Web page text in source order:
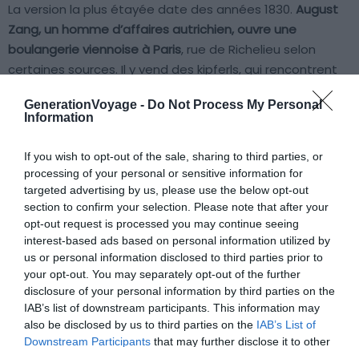
GenerationVoyage - Do Not Process My Personal
Information
If you wish to opt-out of the sale, sharing to third parties, or
processing of your personal or sensitive information for
targeted advertising by us, please use the below opt-out
section to confirm your selection. Please note that after your
opt-out request is processed you may continue seeing
interest-based ads based on personal information utilized by
us or personal information disclosed to third parties prior to
your opt-out. You may separately opt-out of the further
disclosure of your personal information by third parties on the
IAB’s list of downstream participants. This information may
also be disclosed by us to third parties on the IAB’s List of
Downstream Participants that may further disclose it to other
La version la plus étayée date des années 1830. August
Zang, un homme d’affaires autrichien, ouvre une
boulangerie viennoise à Paris, rue de Richelieu selon
certaines sources. Il y vend des kipferls, qui rencontrent
rapidement un succès réel dans une ville déjà réceptive
aux innovations culinaires.
Le mot « kipferl » se francise naturellement en
« croissant » à cause de la forme. Et c’est de là que vient
le terme « viennoiserie » : il désigne tout ce courant de
pâtisseries d’inspiration viennoise popularisées à Paris au
XIXe siècle. À ce stade, ce qu’on vend reste un petit pain.
Pas encore un feuilleté beurré.